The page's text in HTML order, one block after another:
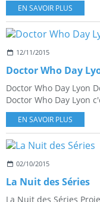
EN SAVOIR PLUS
12/11/2015
Doctor Who Day
Doctor Who Day Lyon
Doctor Who Day Lyon
EN SAVOIR PLUS
02/10/2015
La Nuit des Séries
La Nuit des Séries